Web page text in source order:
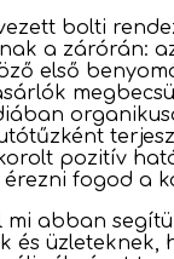
bolti
a zárórán:
első
pozitív
érezni fogod a
mi abban
és üzleteknek,